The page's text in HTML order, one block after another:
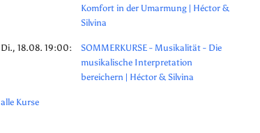
Komfort in der Umarmung | Héctor &
Silvina
Di., 18.08. 19:00:
SOMMERKURSE - Musikalität - Die
musikalische Interpretation
bereichern | Héctor & Silvina
alle Kurse